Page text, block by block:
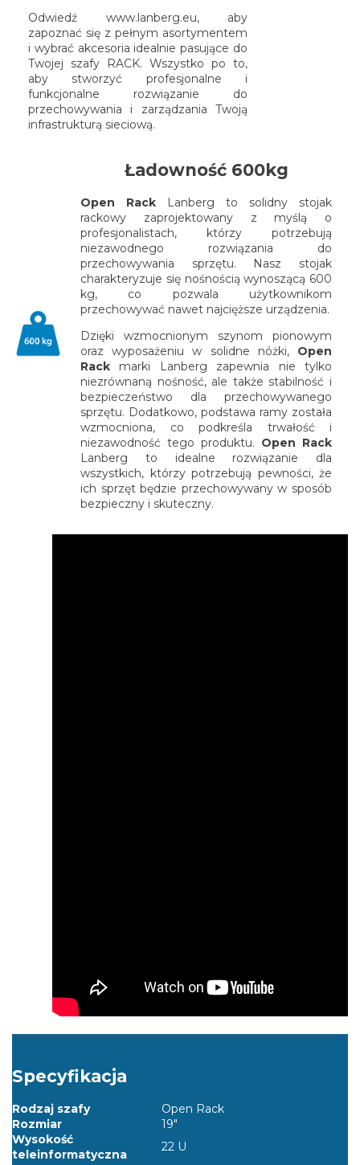
Odwiedź www.lanberg.eu, aby
zapoznać się z pełnym asortymentem
i wybrać akcesoria idealnie pasujące do
Twojej szafy RACK. Wszystko po to,
aby stworzyć profesjonalne i
funkcjonalne rozwiązanie do
przechowywania i zarządzania Twoją
infrastrukturą sieciową.
Ładowność 600kg
Open Rack Lanberg to solidny stojak
rackowy zaprojektowany z myślą o
profesjonalistach, którzy potrzebują
niezawodnego rozwiązania do
przechowywania sprzętu. Nasz stojak
charakteryzuje się nośnością wynoszącą 600
kg, co pozwala użytkownikom
przechowywać nawet najcięższe urządzenia.
Dzięki wzmocnionym szynom pionowym
oraz wyposażeniu w solidne nóżki, Open
Rack marki Lanberg zapewnia nie tylko
niezrównaną nośność, ale także stabilność i
bezpieczeństwo dla przechowywanego
sprzętu. Dodatkowo, podstawa ramy została
wzmocniona, co podkreśla trwałość i
niezawodność tego produktu. Open Rack
Lanberg to idealne rozwiązanie dla
wszystkich, którzy potrzebują pewności, że
ich sprzęt będzie przechowywany w sposób
bezpieczny i skuteczny.
Specyfikacja
Rodzaj szafy
Open Rack
Rozmiar
19"
Wysokość
teleinformatyczna
22 U